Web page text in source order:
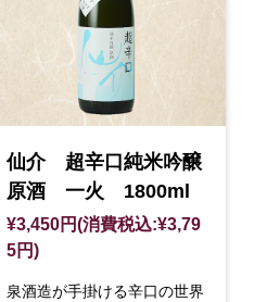
仙介 超辛口純米吟醸
原酒 一火 1800ml
¥3,450円(消費税込:¥3,79
5円)
泉酒造が手掛ける辛口の世界